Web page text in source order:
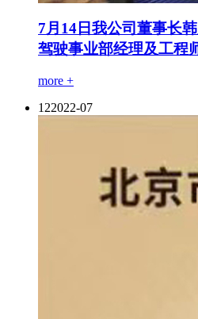
7月14日我公司董事长
驾驶事业部经理及工程
more +
122022-07